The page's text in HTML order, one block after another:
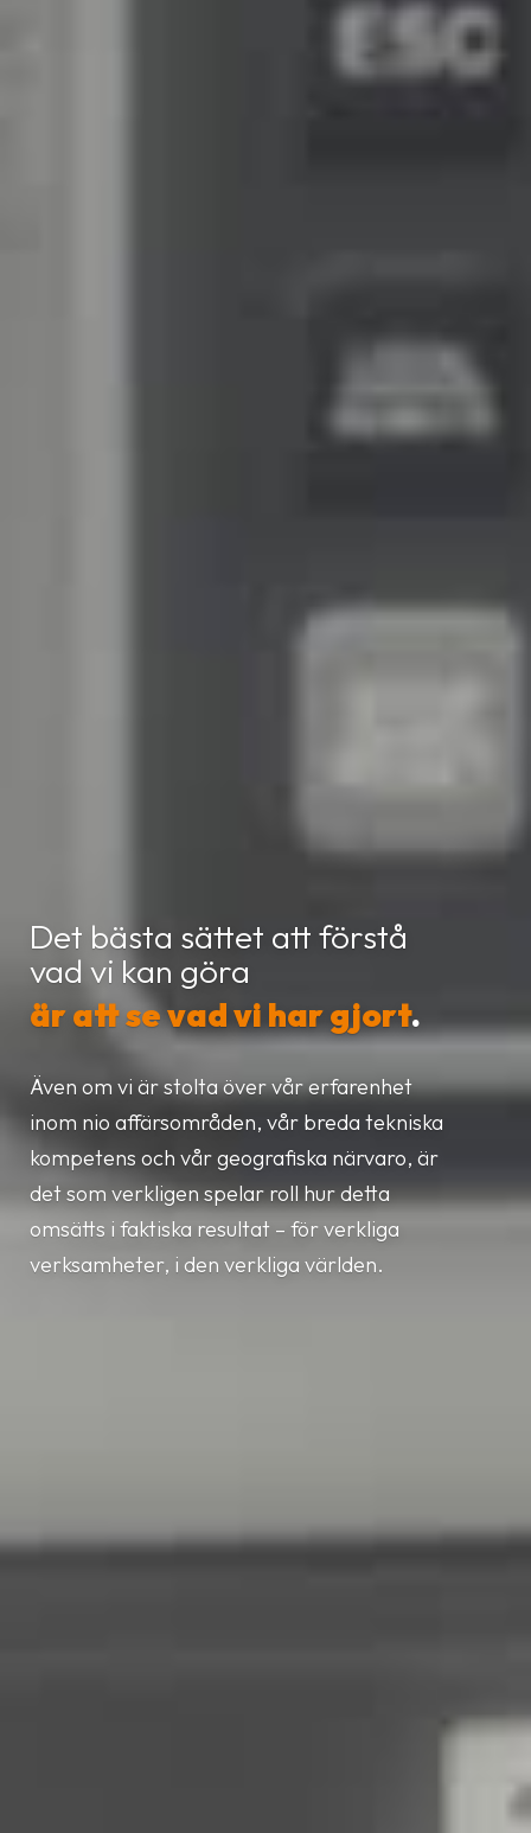
Det bästa sättet att förstå
vad vi kan göra
är att se vad vi har gjort.
Även om vi är stolta över vår erfarenhet
inom nio affärsområden, vår breda tekniska
kompetens och vår geografiska närvaro, är
det som verkligen spelar roll hur detta
omsätts i faktiska resultat – för verkliga
verksamheter, i den verkliga världen.